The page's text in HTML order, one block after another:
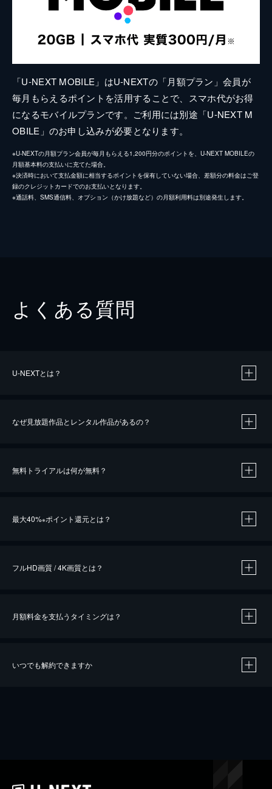
「U-NEXT MOBILE」はU-NEXTの「月額プラン」会員が
毎月もらえるポイントを活用することで、スマホ代がお得
になるモバイルプランです。ご利用には別途「U-NEXT M
OBILE」のお申し込みが必要となります。
※U-NEXTの月額プラン会員が毎月もらえる1,200円分のポイントを、U-NEXT MOBILEの
月額基本料の支払いに充てた場合。
※決済時において支払金額に相当するポイントを保有していない場合、差額分の料金はご登
録のクレジットカードでのお支払いとなります。
※通話料、SMS通信料、オプション（かけ放題など）の月額利用料は別途発生します。
よくある質問
U-NEXTとは？
なぜ見放題作品とレンタル作品があるの？
無料トライアルは何が無料？
最大40%※ポイント還元とは？
※40％ポイント還元の対象は、クレジットカード決済による作品の購入 / レンタルです。
iOSアプリのUコイン決済による作品の購入 / レンタルは、20％のポイント還元です。
フルHD画質 / 4K画質とは？
月額料金を支払うタイミングは？
いつでも解約できますか